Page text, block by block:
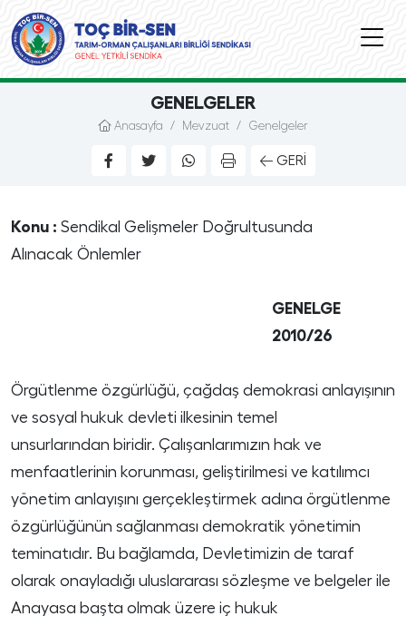
GENELGELER
Anasayfa / Mevzuat / Genelgeler
GERI
Konu : Sendikal Gelişmeler Doğrultusunda
Alınacak Önlemler
GENELGE
2010/26
Örgütlenme özgürlüğü, çağdaş demokrasi anlayışının
ve sosyal hukuk devleti ilkesinin temel
unsurlarından biridir. Çalışanlarımızın hak ve
menfaatlerinin korunması, geliştirilmesi ve katılımcı
yönetim anlayışını gerçekleştirmek adına örgütlenme
özgürlüğünün sağlanması demokratik yönetimin
teminatıdır. Bu bağlamda, Devletimizin de taraf
olarak onayladığı uluslararası sözleşme ve belgeler ile
Anayasa başta olmak üzere iç hukuk